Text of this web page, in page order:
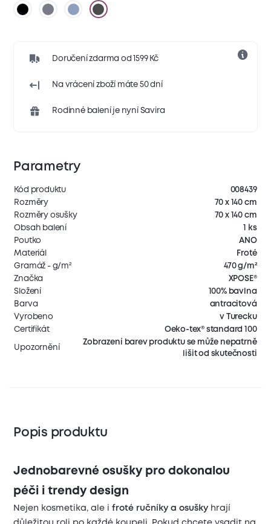
Doručení zdarma od 1599 Kč
Na vrácení zboží máte 50 dní
Rodinné balení je nyní Savira
Parametry
Kód produktu
008439
Rozměry
70 x 140 cm
Rozměry osušky
70 x 140 cm
Obsah balení
1 ks
Poutko
ANO
Materiál
Froté
Gramáž - g/m²
470 g/m²
Značka
XPOSE®
Složení
100% bavlna
Barva
antracitová
Vyrobeno
v Turecku
Certifikát
Oeko-tex® standard 100
Upozornění
Zobrazení barev produktu se může nepatrně
lišit od skutečnosti
Popis produktu
Jednobarevné osušky pro dokonalou
péči i trendy design
Nejen kosmetika, ale ifroté ručníky a osušky hrají